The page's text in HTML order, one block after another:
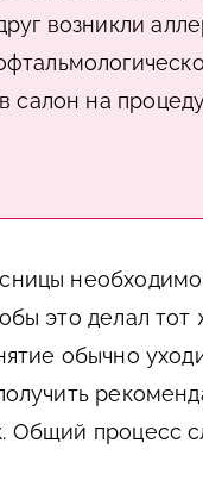
возникли
салон на
это делал тот
обычно
Общий процесс